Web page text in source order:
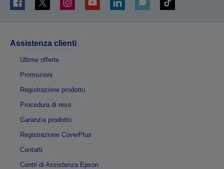
Assistenza clienti
Ultime offerte
Promozioni
Registrazione prodotto
Procedura di reso
Garanzia prodotto
Registrazione CoverPlus
Contatti
Centri di Assistenza Epson